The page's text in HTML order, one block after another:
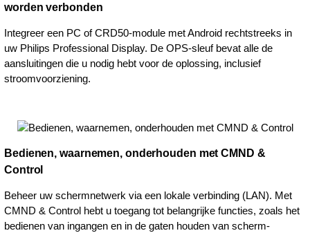
worden verbonden
Integreer een PC of CRD50-module met Android rechtstreeks in
uw Philips Professional Display. De OPS-sleuf bevat alle de
aansluitingen die u nodig hebt voor de oplossing, inclusief
stroomvoorziening.
Bedienen, waarnemen, onderhouden met CMND &
Control
Beheer uw schermnetwerk via een lokale verbinding (LAN). Met
CMND & Control hebt u toegang tot belangrijke functies, zoals het
bedienen van ingangen en in de gaten houden van scherm-